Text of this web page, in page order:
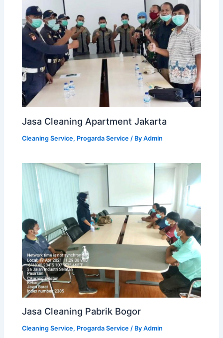
Jasa Cleaning Apartment Jakarta
Cleaning Service, Progarda Service / ByAdmin
Jasa Cleaning Pabrik Bogor
Cleaning Service, Progarda Service / ByAdmin